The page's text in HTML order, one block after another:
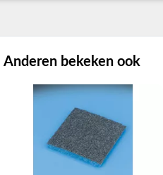
Anderen bekeken ook